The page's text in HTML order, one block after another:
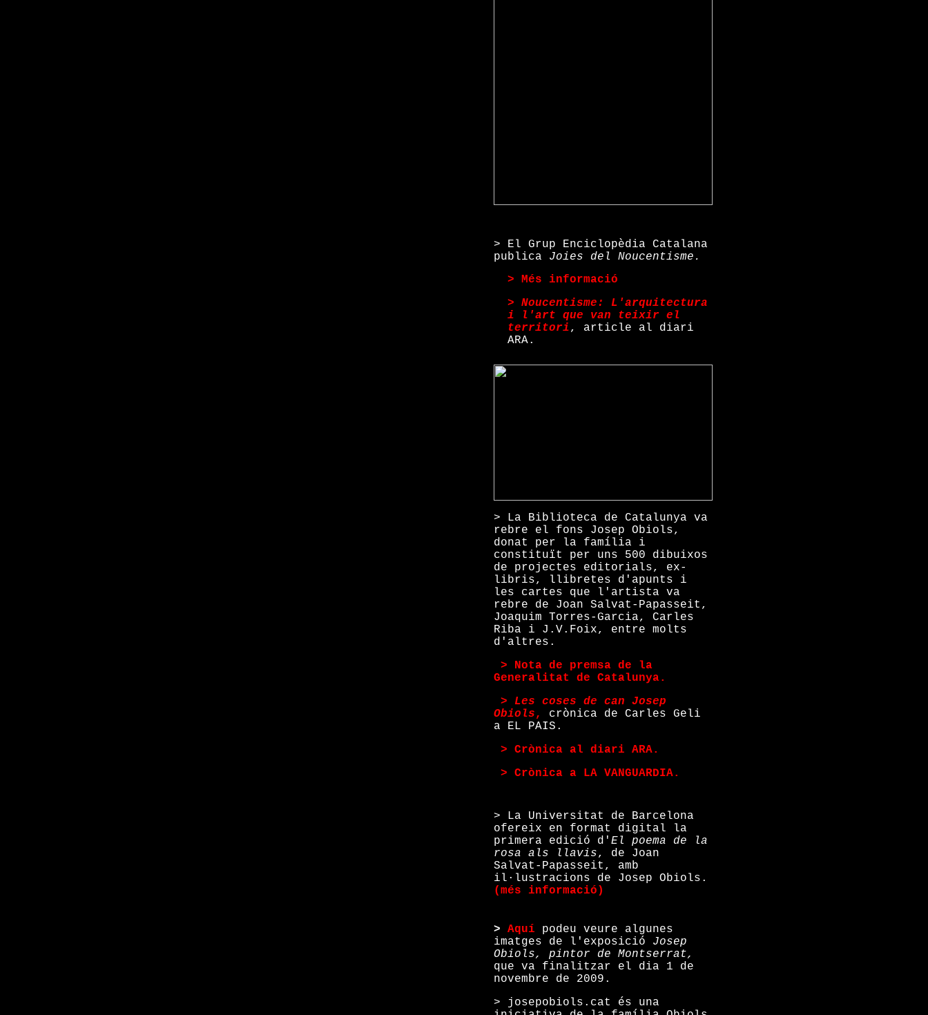
> El Grup Enciclopèdia Catalana
publica Joies del Noucentisme.
> Més informació
> Noucentisme: L'arquitectura
i l'art que van teixir el
territori, article al diari
ARA.
> La Biblioteca de Catalunya va
rebre el fons Josep Obiols,
donat per la família i
constituït per uns 500 dibuixos
de projectes editorials, ex-
libris, llibretes d'apunts i
les cartes que l'artista va
rebre de Joan Salvat-Papasseit,
Joaquim Torres-Garcia, Carles
Riba i J.V.Foix, entre molts
d'altres.
>
Nota de premsa de la
Generalitat de Catalunya.
> Les coses de can Josep
Obiols,
crònica de Carles Geli
a EL PAIS.
> Crònica al diari ARA.
> Crònica a LA VANGUARDIA.
> La Universitat de Barcelona
ofereix en format digital la
primera edició d' El poema de la
rosa als llavis, de Joan
Salvat-Papasseit, amb
il·lustracions de Josep Obiols.
(més informació)
> Aquí podeu veure algunes
imatges de l'exposició Josep
Obiols, pintor de Montserrat,
que va finalitzar el dia 1 de
novembre de 2009.
> josepobiols.cat és una